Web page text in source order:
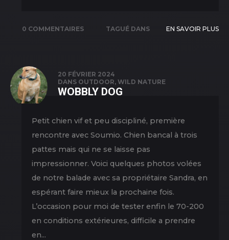
0 COMMENTAIRES
TAGUÉ DANS
EN SAVOIR PLUS
20 FÉVRIER 2024
DANS OUTDOOR, WILD NATURE
WOBBLY DOG
Petit chien vif et peu discipliné, première
rencontre avec Soumio. Chien bancal à trois
pattes mais qui ne se laisse pas
impressionner. Voici quelques photos volées
de notre balade avec sa propriétaire Sandra, en
espérant faire mieux la prochaine fois.
L’occasion pour moi de tester enfin le 70-200
en conditions extérieures, difficile a prendre
en...